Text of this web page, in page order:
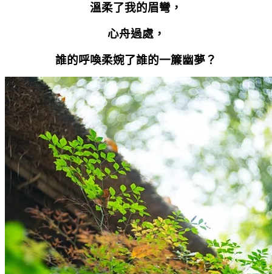
溫柔了我的眉彎，
心舟過處，
誰的呼喚柔婉了誰的一簾幽夢？